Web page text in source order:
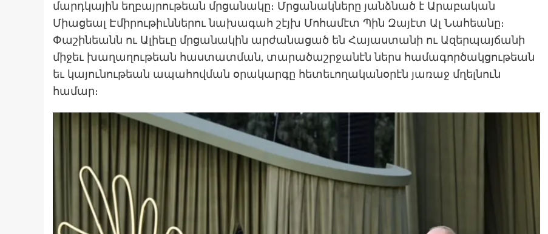
մարդկային եղբայրութեան մրցանակը։ Մրցանակները յանձնած է Արաբական
Միացեալ Էմիրութիւններու նախագահ շէյխ Մոհամէտ Պին Զայէտ Ալ Նահեանը։
Փաշինեանն ու Ալիեւը մրցանակին արժանացած են Հայաստանի ու Ազերպայճանի
միջեւ խաղաղութեան հաստատման, տարածաշրջանէն ներս համագործակցութեան
եւ կայունութեան ապահովման օրակարգը հետեւողականօրէն յառաջ մղելնուն
համար։